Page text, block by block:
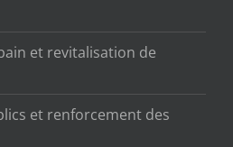
et revitalisation de
et renforcement des